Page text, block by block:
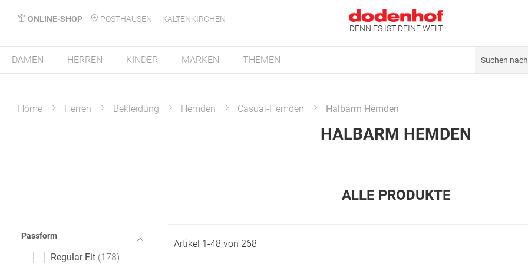
ONLINE-SHOP POSTHAUSEN
KALTENKIRCHEN
DENN ES IST DEINE WELT
DAMEN HERREN KINDER MARKEN THEMEN
Home Herren Bekleidung Hemden Casual-Hemden Halbarm Hemden
HALBARM HEMDEN
ALLE PRODUKTE
Passform
Regular Fit 178
Artikel 1-48 von 268